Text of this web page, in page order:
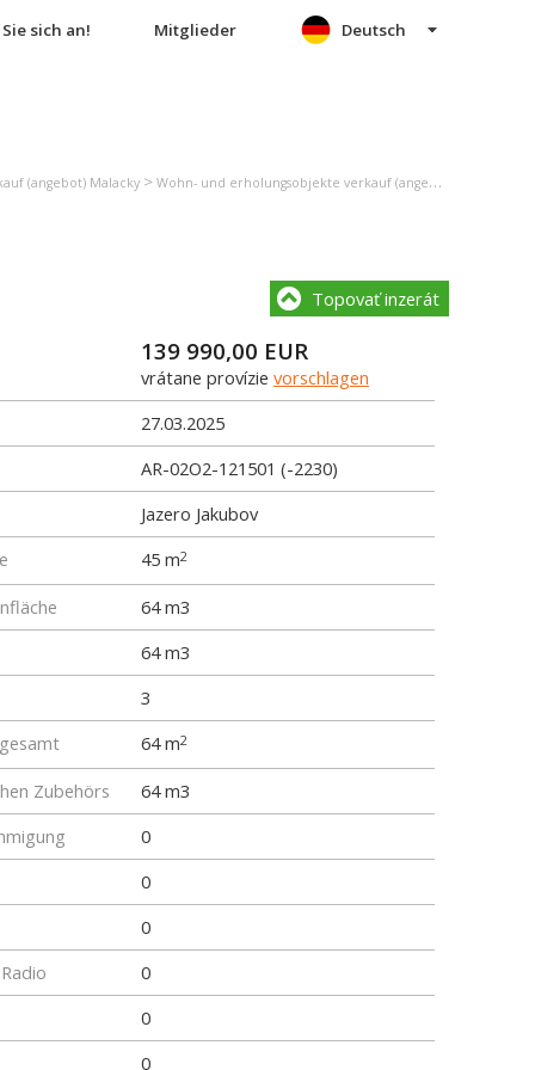
sich an! Mitglieder Deutsch
(angebot) Malacky > Wohn- und erholungsobjekte verkauf (angebot) Jakubov
Topovať inzerát
139 990,00 EUR
vrátane provízie vorschlagen
27.03.2025
AR-02O2-121501 (-2230)
Jazero Jakubov
45 m2
64 m3
64 m3
3
64 m2
Zubehörs
64 m3
0
0
0
0
0
0